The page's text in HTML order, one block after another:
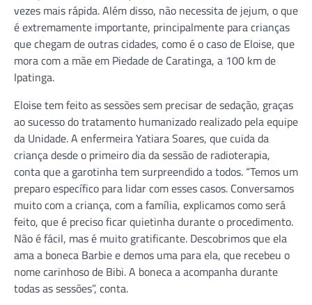
vezes mais rápida. Além disso, não necessita de jejum, o que
é extremamente importante, principalmente para crianças
que chegam de outras cidades, como é o caso de Eloise, que
mora com a mãe em Piedade de Caratinga, a 100 km de
Ipatinga.
Eloise tem feito as sessões sem precisar de sedação, graças
ao sucesso do tratamento humanizado realizado pela equipe
da Unidade. A enfermeira Yatiara Soares, que cuida da
criança desde o primeiro dia da sessão de radioterapia,
conta que a garotinha tem surpreendido a todos. “Temos um
preparo específico para lidar com esses casos. Conversamos
muito com a criança, com a família, explicamos como será
feito, que é preciso ficar quietinha durante o procedimento.
Não é fácil, mas é muito gratificante. Descobrimos que ela
ama a boneca Barbie e demos uma para ela, que recebeu o
nome carinhoso de Bibi. A boneca a acompanha durante
todas as sessões”, conta.